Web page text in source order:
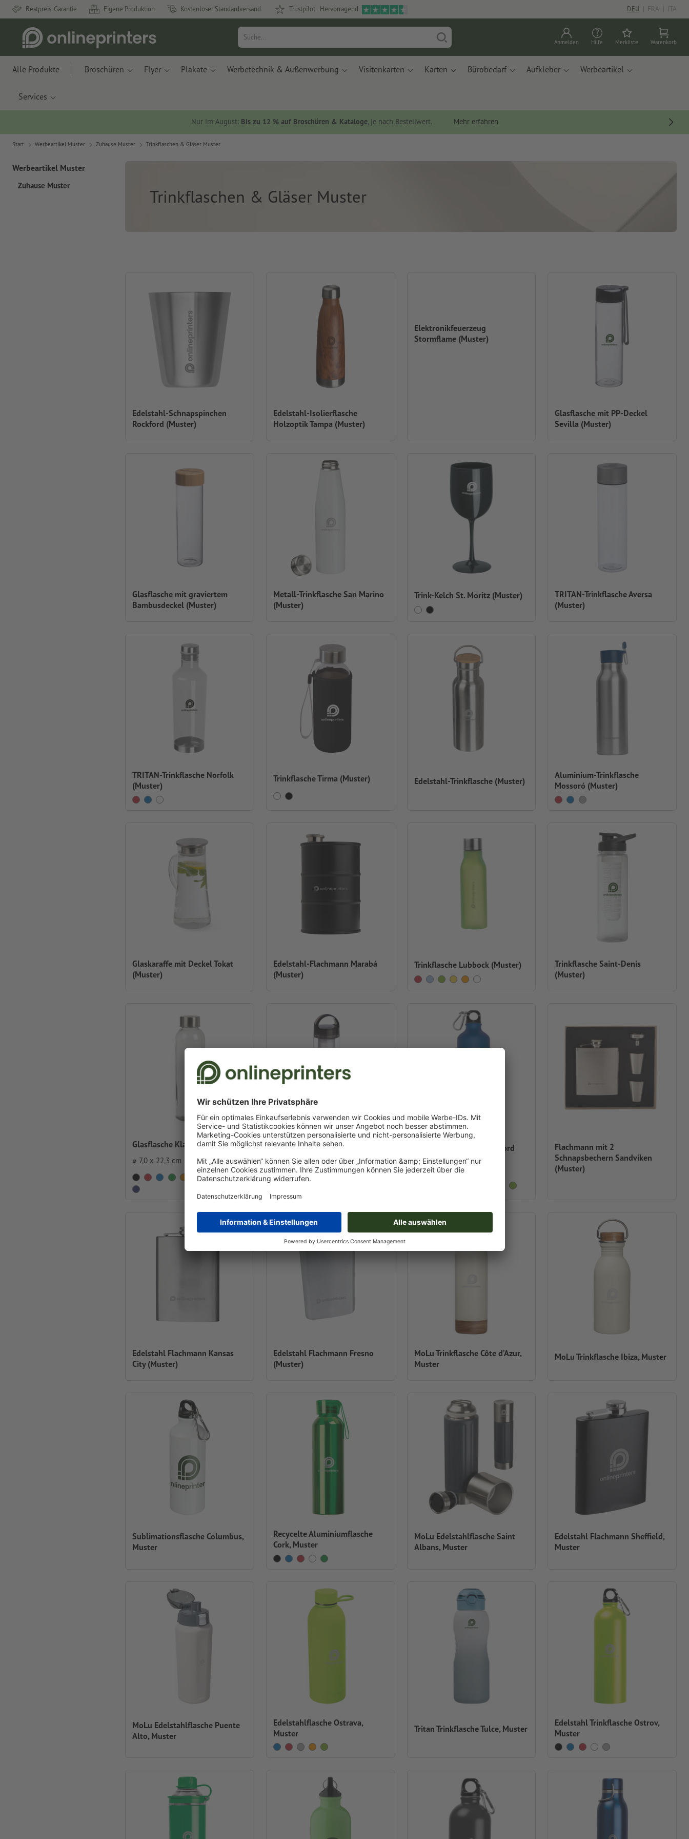
Bestpreis-Garantie Eigene Produktion Kostenloser Standardversand Trustpilot - Hervorragend DEU | FRA | ITA
Anmelden Hilfe Merkliste Warenkorb
Alle Produkte Broschüren Flyer Plakate Werbetechnik & Außenwerbung Visitenkarten Karten Bürobedarf Aufkleber Werbeartikel
Services
Nur im August: Bis zu 12 % auf Broschüren & Kataloge, je nach Bestellwert. Mehr erfahren
Start Werbeartikel Muster Zuhause Muster Trinkflaschen & Gläser Muster
Werbeartikel Muster
Zuhause Muster
Trinkflaschen & Gläser Muster
Edelstahl-Schnapspinchen
Rockford (Muster)
Edelstahl-Isolierflasche
Holzoptik Tampa (Muster)
Elektronikfeuerzeug
Stormflame (Muster)
Glasflasche mit PP-Deckel
Sevilla (Muster)
Glasflasche mit graviertem
Bambusdeckel (Muster)
Metall-Trinkflasche San Marino
(Muster)
Trink-Kelch St. Moritz (Muster)
TRITAN-Trinkflasche Aversa
(Muster)
TRITAN-Trinkflasche Norfolk
(Muster)
Trinkflasche Tirma (Muster) Edelstahl-Trinkflasche (Muster)
Aluminium-Trinkflasche
Mossoró (Muster)
Glaskaraffe mit Deckel Tokat
(Muster)
Edelstahl-Flachmann Marabá
(Muster)
Trinkflasche Lubbock (Muster)
Trinkflasche Saint-Denis
(Muster)
Glasflasche Klagenfurt (Muster)
⌀ 7,0 x 22,3 cm
Metall Trinkflasche Cranford
(Muster)
Flachmann mit 2
Schnapsbechern Sandviken
(Muster)
Edelstahl Flachmann Kansas
City (Muster)
Edelstahl Flachmann Fresno
(Muster)
MoLu Trinkflasche Côte d’Azur,
Muster
MoLu Trinkflasche Ibiza, Muster
Sublimationsflasche Columbus,
Muster
Recycelte Aluminiumflasche
Cork, Muster
MoLu Edelstahlflasche Saint
Albans, Muster
Edelstahl Flachmann Sheffield,
Muster
MoLu Edelstahlflasche Puente
Alto, Muster
Edelstahlflasche Ostrava,
Muster
Tritan Trinkflasche Tulce, Muster
Edelstahl Trinkflasche Ostrov,
Muster